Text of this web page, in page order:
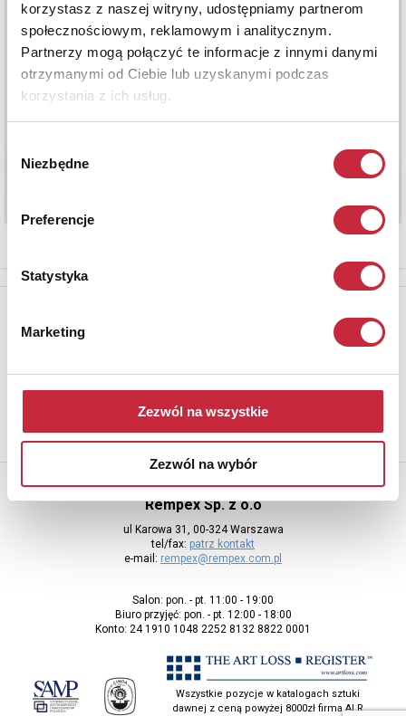
korzystasz z naszej witryny, udostępniamy partnerom
społecznościowym, reklamowym i analitycznym.
Partnerzy mogą połączyć te informacje z innymi danymi
otrzymanymi od Ciebie lub uzyskanymi podczas
korzystania z ich usług.
zgody
Niezbędne
Preferencje
Statystyka
Marketing
Zezwól na wszystkie
Zezwól na wybór
Aby otrzymywać informacje o nowych aukcjach, prosimy podać
Rempex Sp. z o.o
ul Karowa 31, 00-324 Warszawa
tel/fax: patrz kontakt
e-mail: rempex@rempex.com.pl
Salon: pon. - pt. 11:00 - 19:00
Biuro przyjęć: pon. - pt. 12:00 - 18:00
Konto: 24 1910 1048 2252 8132 8822 0001
Wszystkie pozycje w katalogach sztuki
dawnej z ceną powyżej 8000zł firma ALR